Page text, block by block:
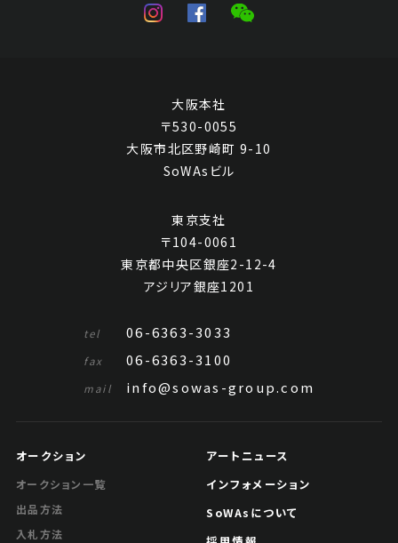
大阪本社
〒530-0055
大阪市北区野崎町 9-10
SoWAsビル
東京支社
〒104-0061
東京都中央区銀座2-12-4
アジリア銀座1201
tel 06-6363-3033
fax 06-6363-3100
mail info@sowas-group.com
オークション
オークション一覧
出品方法
入札方法
アートニュース
インフォメーション
SoWAsについて